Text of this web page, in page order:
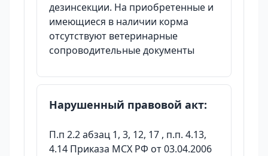
дезинсекции. На приобретенные и
имеющиеся в наличии корма
отсутствуют ветеринарные
сопроводительные документы
Нарушенный правовой акт:
П.п 2.2 абзац 1, 3, 12, 17 , п.п. 4.13,
4.14 Приказа МСХ РФ от 03.04.2006